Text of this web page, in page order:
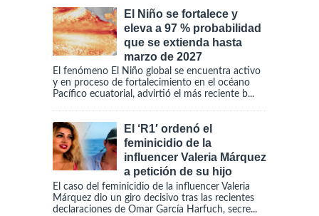
El Niño se fortalece y
eleva a 97 % probabilidad
que se extienda hasta
marzo de 2027
El fenómeno El Niño global se encuentra activo
y en proceso de fortalecimiento en el océano
Pacífico ecuatorial, advirtió el más reciente b...
El ‘R1′ ordenó el
feminicidio de la
influencer Valeria Márquez
a petición de su hijo
El caso del feminicidio de la influencer Valeria
Márquez dio un giro decisivo tras las recientes
declaraciones de Omar García Harfuch, secre...